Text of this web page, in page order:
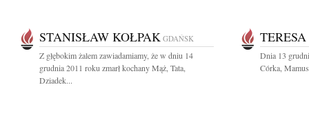
STANISŁAW KOŁPAK GDAŃSK
Z głębokim żalem zawiadamiamy, że w dniu 14
grudnia 2011 roku zmarł kochany Mąż, Tata,
Dziadek...
Dnia 13
Córka,